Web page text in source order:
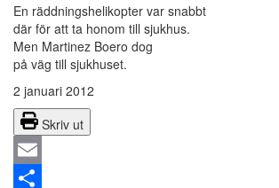
En räddningshelikopter var snabbt
där för att ta honom till sjukhus.
Men Martinez Boero dog
på väg till sjukhuset.
2 januari 2012
Skriv ut
Email